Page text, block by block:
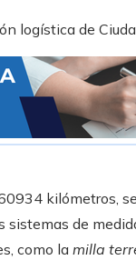
kilómetros,
de
como la milla